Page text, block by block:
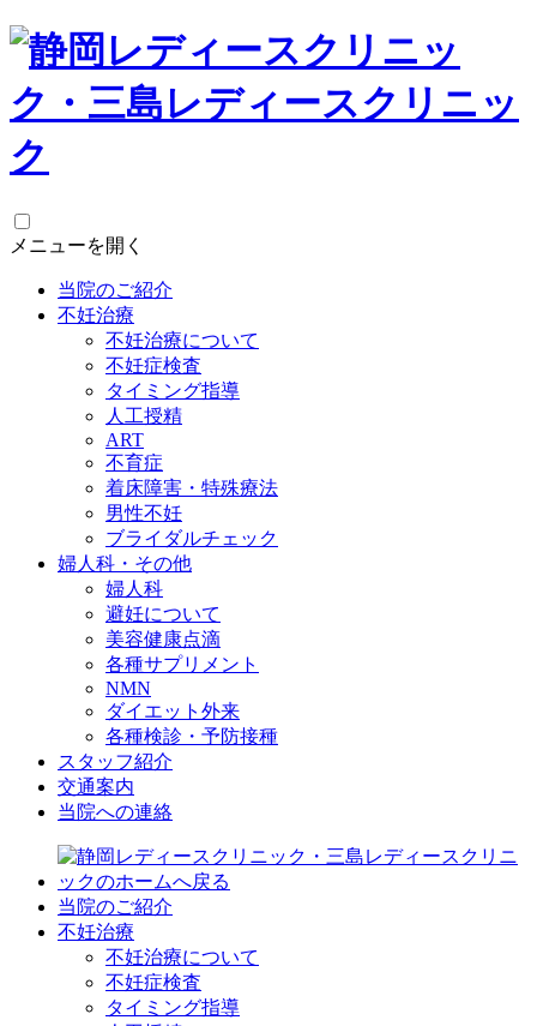
メニューを開く
当院のご紹介
不妊治療
不妊治療について
不妊症検査
タイミング指導
人工授精
ART
不育症
着床障害・特殊療法
男性不妊
ブライダルチェック
婦人科・その他
婦人科
避妊について
美容健康点滴
各種サプリメント
NMN
ダイエット外来
各種検診・予防接種
スタッフ紹介
交通案内
当院への連絡
当院のご紹介
不妊治療
不妊治療について
不妊症検査
タイミング指導